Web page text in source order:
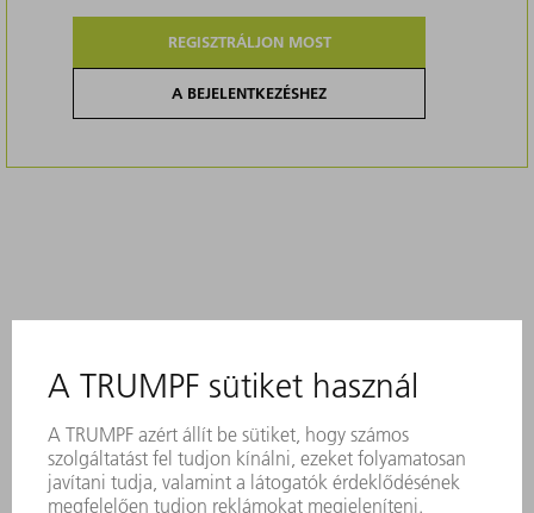
REGISZTRÁLJON MOST
A BEJELENTKEZÉSHEZ